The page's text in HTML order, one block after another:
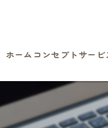
ホーム コンセプト サービ
よく